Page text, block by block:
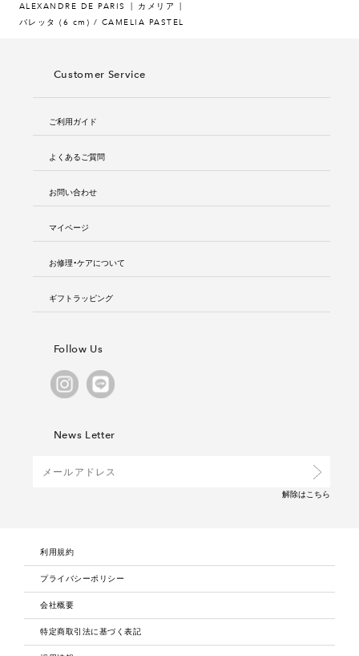
ALEXANDRE DE PARIS
カメリア
バレッタ (6 cm) / CAMELIA PASTEL
Customer Service
ご利用ガイド
よくあるご質問
お問い合わせ
マイページ
お修理・ケアについて
ギフトラッピング
Follow Us
News Letter
解除は こちら
利用規約
プライバシーポリシー
会社概要
特定商取引法に基づく表記